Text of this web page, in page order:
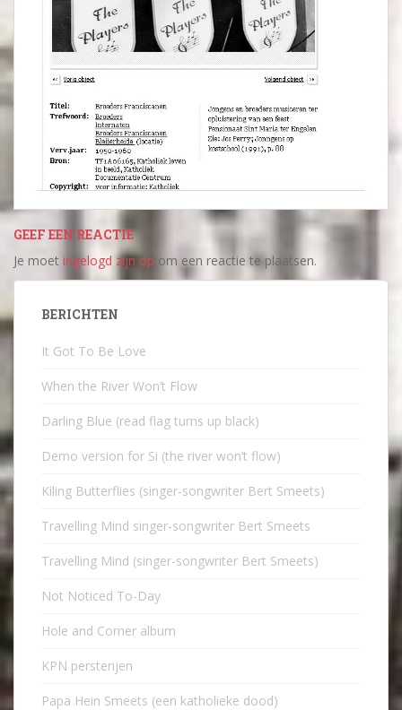
GEEF EEN REACTIE
Je moet ingelogd zijn op om een reactie te plaatsen.
BERICHTEN
It Got To Be Love
When the River Won’t Flow
Darling Blue (read flag turns up black)
Demo version for Si (the river won’t flow)
Kiling Butterflies (singer-songwriter Bert Smeets)
Travelling Mind singer-songwriter Bert Smeets
Travelling Mind (singer-songwriter Bert Smeets)
Not Noticed To-Day
Hole and Corner album
KPN persterijen
Papa Hein Smeets (een katholieke dood)